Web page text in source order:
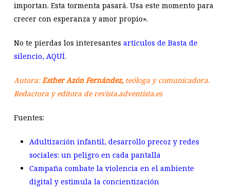
importan. Esta tormenta pasará. Usa este momento para
crecer con esperanza y amor propio».
No te pierdas los interesantes artículos de Basta de
silencio, AQUÍ.
Autora:Esther Azón Fernández, teóloga y comunicadora.
Redactora y editora de revista.adventista.es
Fuentes:
Adultización infantil, desarrollo precoz y redes
sociales: un peligro en cada pantalla
Campaña combate la violencia en el ambiente
digital y estimula la concientización